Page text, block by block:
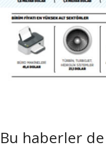
Bu haberler